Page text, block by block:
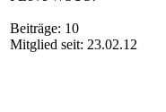
Beiträge: 10
Mitglied seit: 23.02.12